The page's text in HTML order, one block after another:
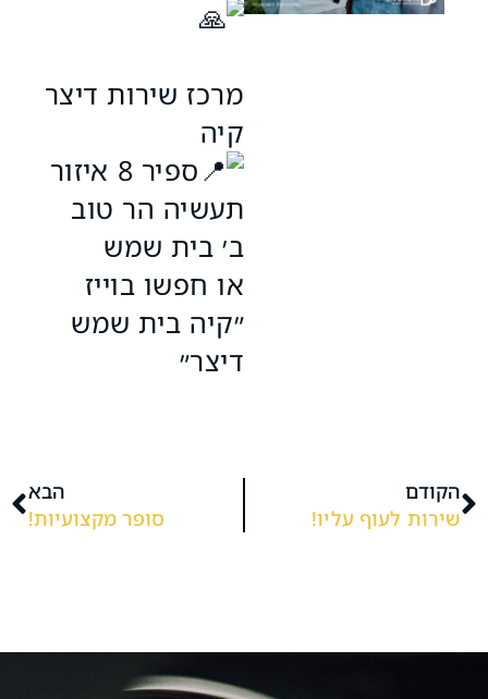
מרכז שירות דיצר
קיה
ספיר 8 איזור
תעשיה הר טוב
ב׳ בית שמש
או חפשו בוייז
״קיה בית שמש
דיצר״
הקודם
שירות לעוף עליו!
הבא
סופר מקצועיות!